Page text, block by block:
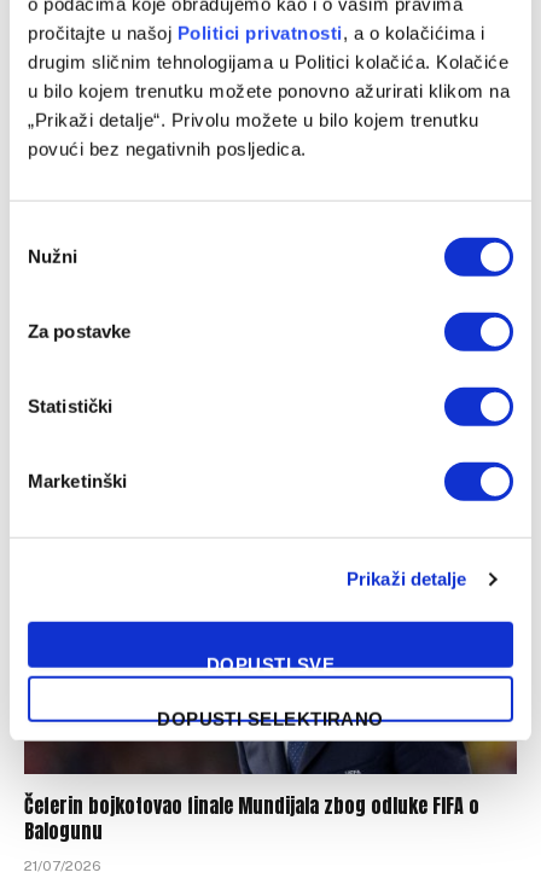
pročitajte u našoj Politici privatnosti, a o kolačićima i
drugim sličnim tehnologijama u Politici kolačića. Kolačiće
u bilo kojem trenutku možete ponovno ažurirati klikom na
„Prikaži detalje“. Privolu možete u bilo kojem trenutku
povući bez negativnih posljedica.
Selection
Nužni
Za postavke
Statistički
Marketinški
Prikaži detalje
DOPUSTI SVE
DOPUSTI SELEKTIRANO
Turnir FIS Gol WWin ušao u završnicu
30/07/2026
WWIN 3X3 Basket liga stiže u Sarajevo – FIBA 3×3 spektakl
na Baščaršiji!
Čeferin bojkotovao finale Mundijala zbog odluke FIFA o
Balogunu
21/07/2026